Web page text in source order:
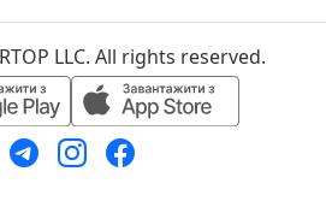
LLC. All rights reserved.